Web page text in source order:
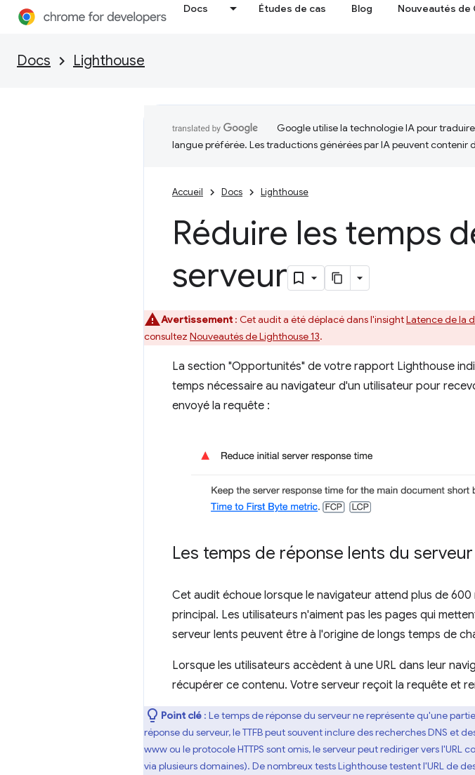
Docs Études de cas Blog Nouveautés de
Docs Lighthouse
Google utilise la technologie IA pour
langue préférée. Les traductions générées par IA peuvent contenir
Accueil Docs Lighthouse
Réduire les temps
serveur
Avertissement: Cet audit a été déplacé dans l'insightLatence de la
consultez Nouveautés de Lighthouse 13.
La section "Opportunités" de votre rapport Lighthouse
temps nécessaire au navigateur d'un utilisateur pour
envoyé la requête :
Les temps de réponse lents du
Cet audit échoue lorsque le navigateur attend plus de
principal. Les utilisateurs n'aiment pas les pages qui
serveur lents peuvent être à l'origine de longs temps de
Lorsque les utilisateurs accèdent à une URL dans leur
récupérer ce contenu. Votre serveur reçoit la requête et
Point clé : Le temps de réponse du serveur ne représente qu'une
réponse du serveur, le TTFB peut souvent inclure des recherches DNS et
www ou le protocole HTTPS sont omis, le serveur peut rediriger vers
via plusieurs domaines). De nombreux tests Lighthouse testent l'URL de